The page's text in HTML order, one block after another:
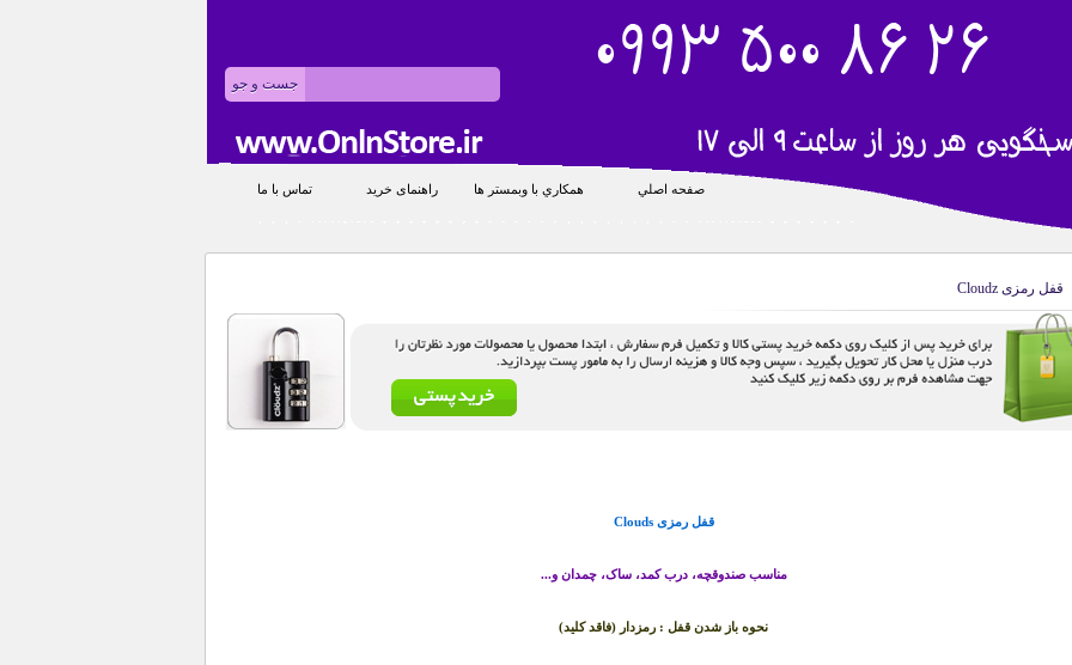
صفحه اصلي همکاري با وبمستر ها راهنمای خرید تماس با ما
قفل رمزی Cloudz
قفل رمزی Clouds
مناسب صندوقچه، درب کمد، ساک، چمدان و...
نحوه باز شدن قفل : رمزدار (فاقد کلید)